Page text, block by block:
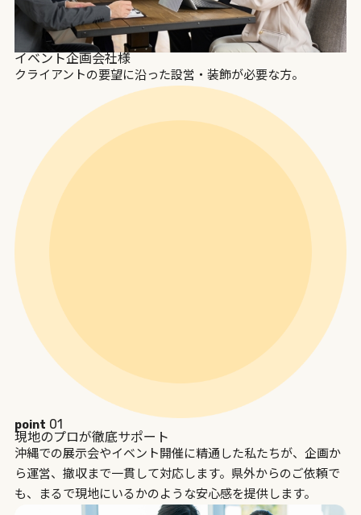
イベント企画会社様
クライアントの要望に沿った設営・装飾が必要な方。
point 01
現地のプロが徹底サポート
沖縄での展示会やイベント開催に精通した私たちが、企画か
ら運営、撤収まで一貫して対応します。県外からのご依頼で
も、まるで現地にいるかのような安心感を提供します。